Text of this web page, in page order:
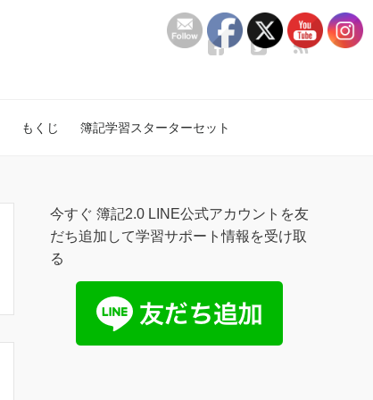
もくじ 簿記学習スターターセット
今すぐ 簿記2.0 LINE公式アカウントを友
だち追加して学習サポート情報を受け取
る